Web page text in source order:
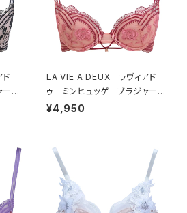
LA VIE A DEUX ラヴィアド
ゥ ミンヒュッゲ ブラジャー
（ヒュッゲオレンジ）BRA HYGG
¥4,950